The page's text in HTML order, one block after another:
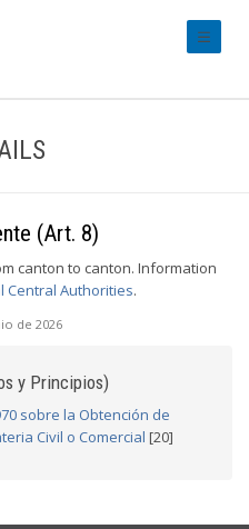
(Art. 8)
canton to canton. Information
Central Authorities.
de 2026
y Principios)
sobre la Obtención de
Civil o Comercial [20]